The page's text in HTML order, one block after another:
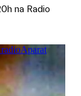
na Radio